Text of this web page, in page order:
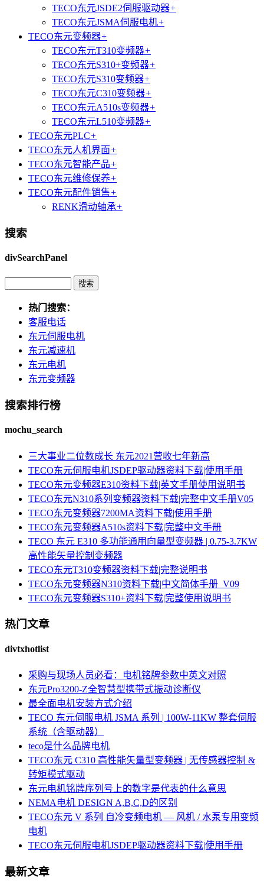
TECO东元JSDE2伺服驱动器+
TECO东元JSMA伺服电机+
TECO东元变频器+
TECO东元T310变频器+
TECO东元S310+变频器+
TECO东元S310变频器+
TECO东元C310变频器+
TECO东元A510s变频器+
TECO东元L510变频器+
TECO东元PLC+
TECO东元人机界面+
TECO东元智能产品+
TECO东元维修保养+
TECO东元配件销售+
RENK滑动轴承+
搜索
divSearchPanel
热门搜索：
客服电话
东元伺服电机
东元减速机
东元电机
东元变频器
搜索排行榜
mochu_search
三大事业二位数成长 东元2021营收七年新高
TECO东元伺服电机JSDEP驱动器资料下载|使用手册
TECO东元变频器E310资料下载|英文手册使用说明书
TECO东元N310系列变频器资料下载|完整中文手册V05
TECO东元变频器7200MA资料下载|使用手册
TECO东元变频器A510s资料下载|完整中文手册
TECO 东元 E310 多功能通用向量型变频器 | 0.75-3.7KW
高性能矢量控制变频器
TECO东元T310变频器资料下载|完整说明书
TECO东元变频器N310资料下载|中文简体手册_V09
TECO东元变频器S310+资料下载|完整使用说明书
热门文章
divtxhotlist
采购与现场人员必看：电机铭牌参数中英文对照
东元Pro3200-Z全智慧型携带式振动诊断仪
最全面电机安装方式介绍
TECO 东元伺服电机 JSMA 系列 | 100W-11KW 整套伺服
系统（含驱动器）
teco是什么品牌电机
TECO东元 C310 高性能矢量型变频器 | 无传感器控制 &
转矩模式驱动
东元电机铭牌序列号上的数字是代表的什么意思
NEMA电机 DESIGN A,B,C,D的区别
TECO东元 V 系列 自冷变频电机 — 风机 / 水泵专用变频
电机
TECO东元伺服电机JSDEP驱动器资料下载|使用手册
最新文章